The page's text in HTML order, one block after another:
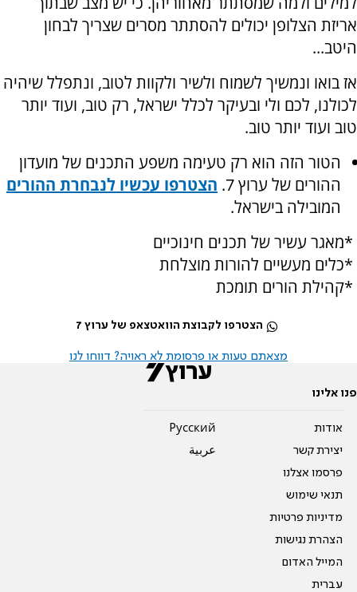
אריזת הצלופן יכולים להסתתר מסרים שצריך לבחון
היטב...
אז בואו ונמשיך לשמוח ולשיר ולקוות לטוב, ונתפלל שיהיה
לכולנו, לכם ולי ובעיקר לכלל ישראל, רק טוב, ועוד יותר
טוב ועוד יותר טוב.
הטור הזה הוא רק טעימה משפע התכנים של מועדון
ההורים של ערוץ 7.
הצטרפו עכשיו לנבחרת ההורים
המובילה בישראל.
*מאגר עשיר של תכנים חינוכיים
*כלים מעשיים להורות מוצלחת
*קהילת הורים תומכת
הצטרפו לקבוצת הוואטצאפ של ערוץ 7
מצאתם טעות או פרסומת לא ראויה? דווחו לנו
פנו אלינו
אודות
יצירת קשר
פרסמו אצלנו
תנאי שימוש
מדיניות פרטיות
הצהרת נגישות
המייל האדום
עברית
Pусский
عربية